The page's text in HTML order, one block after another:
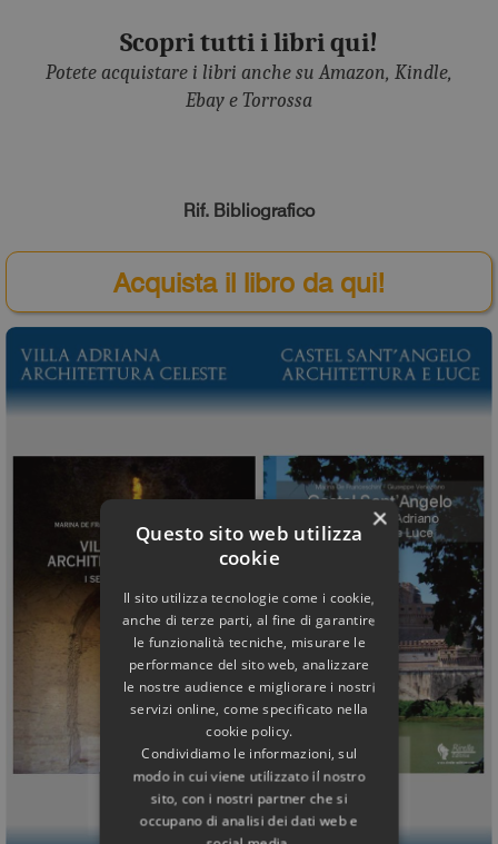
Scopri tutti i libri qui!
Potete acquistare i libri anche su Amazon, Kindle,
Ebay e Torrossa
Rif. Bibliografico
Acquista il libro da qui!
×
Questo sito web utilizza
cookie
Il sito utilizza tecnologie come i cookie,
anche di terze parti, al fine di garantire
le funzionalità tecniche, misurare le
performance del sito web, analizzare
le nostre audience e migliorare i nostri
servizi online, come specificato nella
cookie policy.
Condividiamo le informazioni, sul
modo in cui viene utilizzato il nostro
sito, con i nostri partner che si
occupano di analisi dei dati web e